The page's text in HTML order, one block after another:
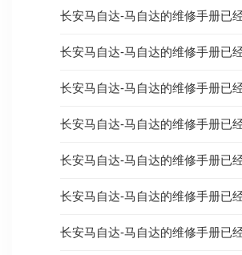
长安马自达-马自达的维修手册已
长安马自达-马自达的维修手册已
长安马自达-马自达的维修手册已
长安马自达-马自达的维修手册已
长安马自达-马自达的维修手册已
长安马自达-马自达的维修手册已
长安马自达-马自达的维修手册已